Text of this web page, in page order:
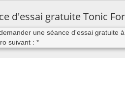
d'essai gratuite Tonic
une séance d'essai gratuite
suivant : *